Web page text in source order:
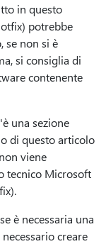
in questo
potrebbe
se non si è
si consiglia di
contenente
una sezione
di questo articolo
viene
tecnico Microsoft
è necessaria una
creare